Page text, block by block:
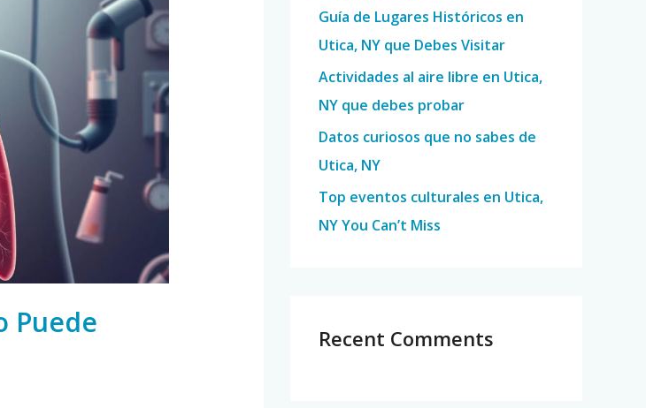
Puede
r
:
Guía de Lugares Históricos en
Utica, NY que Debes Visitar
Actividades al aire libre en Utica,
NY que debes probar
Datos curiosos que no sabes de
Utica, NY
Top eventos culturales en Utica,
NY You Can’t Miss
Recent Comments